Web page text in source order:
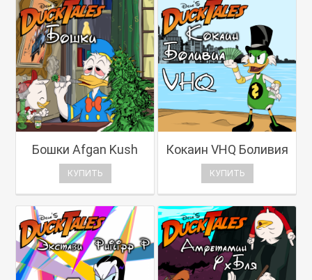
Бошки Afgan Kush
КУПИТЬ
Кокаин VHQ Боливия
КУПИТЬ